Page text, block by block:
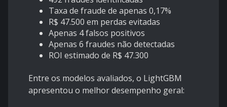
Taxa de fraude de apenas 0,17%
R$ 47.500 em perdas evitadas
Apenas 4 falsos positivos
Apenas 6 fraudes não detectadas
ROI estimado de R$ 47.300
Entre os modelos avaliados, o LightGBM
apresentou o melhor desempenho geral: